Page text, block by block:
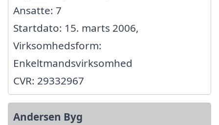
Ansatte: 7
Startdato: 15. marts 2006,
Virksomhedsform:
Enkeltmandsvirksomhed
CVR: 29332967
Andersen Byg